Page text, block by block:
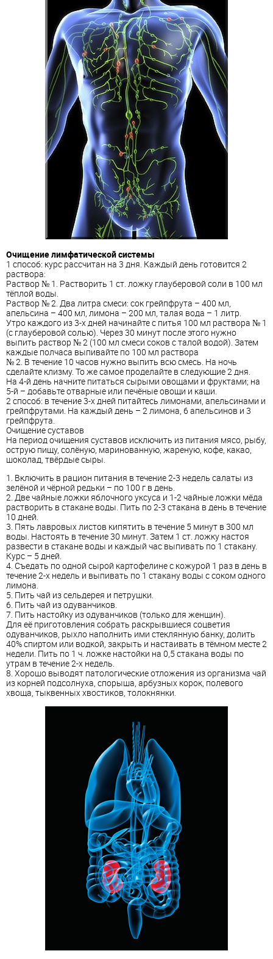
Очищение лимфатической системы
1 способ: курс рассчитан на 3 дня. Каждый день готовится 2
раствора:
Раствор № 1. Растворить 1 ст. ложку глауберовой соли в 100 мл
тёплой воды.
Раствор № 2. Два литра смеси: сок грейпфрута – 400 мл,
апельсина – 400 мл, лимона – 200 мл, талая вода – 1 литр.
Утро каждого из 3-х дней начинайте с питья 100 мл раствора № 1
(с глауберовой солью). Через 30 минут после этого нужно
выпить раствор № 2 (100 мл смеси соков с талой водой). Затем
каждые полчаса выпивайте по 100 мл раствора
№ 2. В течение 10 часов нужно выпить всю смесь. На ночь
сделайте клизму. То же самое проделайте в следующие 2 дня.
На 4-й день начните питаться сырыми овощами и фруктами; на
5-й – добавьте отварные или печёные овощи и каши.
2 способ: в течение 3-х дней питайтесь лимонами, апельсинами и
грейпфрутами. На каждый день – 2 лимона, 6 апельсинов и 3
грейпфрута.
Очищение суставов
На период очищения суставов исключить из питания мясо, рыбу,
острую пищу, солёную, маринованную, жареную, кофе, какао,
шоколад, твёрдые сыры.
1. Включить в рацион питания в течение 2-3 недель салаты из
зелёной и чёрной редьки – по 100 г в день.
2. Две чайные ложки яблочного уксуса и 1-2 чайные ложки мёда
растворить в стакане воды. Пить по 2-3 стакана в день в течение
10 дней.
3. Пять лавровых листов кипятить в течение 5 минут в 300 мл
воды. Настоять в течение 30 минут. Затем 1 ст. ложку настоя
развести в стакане воды и каждый час выпивать по 1 стакану.
Курс – 5 дней.
4. Съедать по одной сырой картофелине с кожурой 1 раз в день в
течение 2-х недель и выпивать по 1 стакану воды с соком одного
лимона.
5. Пить чай из сельдерея и петрушки.
6. Пить чай из одуванчиков.
7. Пить настойку из одуванчиков (только для женщин).
Для её приготовления собрать раскрывшиеся соцветия
одуванчиков, рыхло наполнить ими стеклянную банку, долить
40% спиртом или водкой, закрыть и настаивать в тёмном месте 2
недели. Пить по 1 ч. ложке настойки на 0,5 стакана воды по
утрам в течение 2-х недель.
8. Хорошо выводят патологические отложения из организма чай
из корней подсолнуха, спорыша, арбузных корок, полевого
хвоща, тыквенных хвостиков, толокнянки.